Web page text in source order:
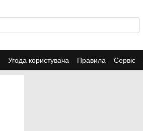
Угода користувача Правила Сервіс